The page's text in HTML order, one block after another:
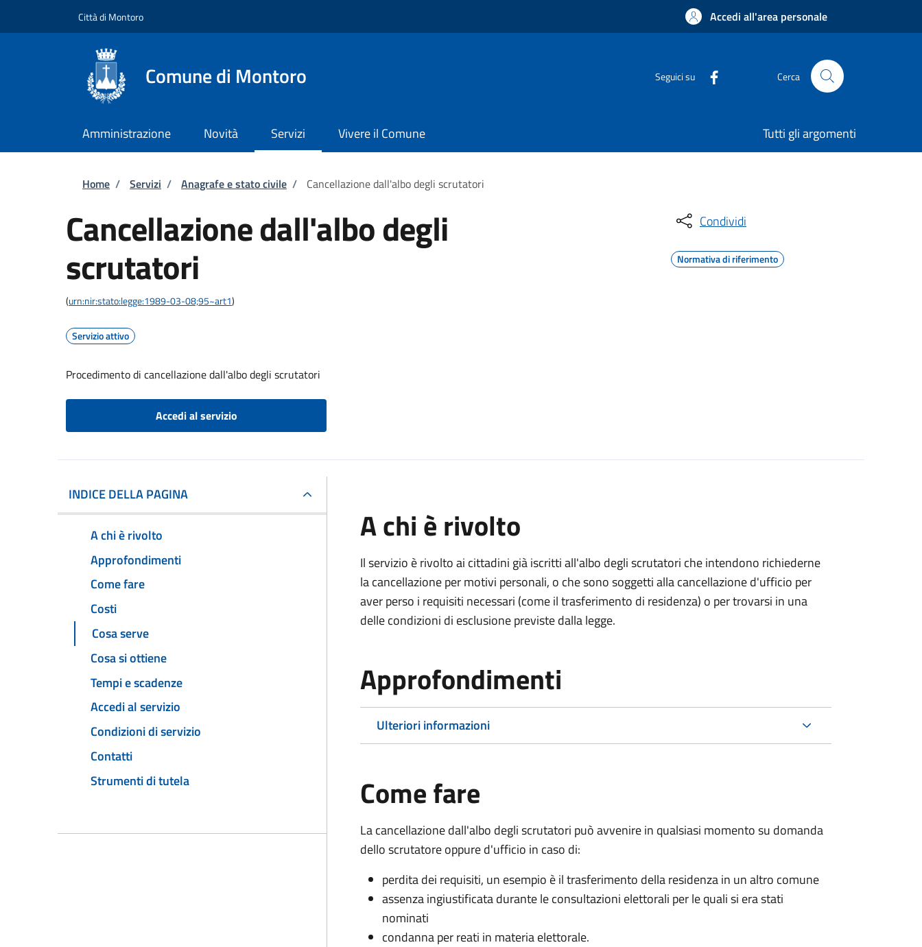
Città di Montoro Accedi all'area personale
Comune di Montoro Seguici su Cerca
Amministrazione Novità Servizi Vivere il Comune Tutti gli argomenti
Briciole di pane
Home / Servizi / Anagrafe e stato civile / Cancellazione dall'albo degli scrutatori
Cancellazione dall'albo degli
scrutatori
(urn:nir:stato:legge:1989-03-08;95~art1)
Servizio attivo
Procedimento di cancellazione dall'albo degli scrutatori
Accedi al servizio
Condividi
Normativa di riferimento
INDICE DELLA PAGINA
A chi è rivolto
Approfondimenti
Come fare
Costi
Cosa serve
Cosa si ottiene
Tempi e scadenze
Accedi al servizio
Condizioni di servizio
Contatti
Strumenti di tutela
A chi è rivolto
Il servizio è rivolto ai cittadini già iscritti all'albo degli scrutatori che intendono richiederne
la cancellazione per motivi personali, o che sono soggetti alla cancellazione d'ufficio per
aver perso i requisiti necessari (come il trasferimento di residenza) o per trovarsi in una
delle condizioni di esclusione previste dalla legge.
Approfondimenti
Ulteriori informazioni
Come fare
La cancellazione dall'albo degli scrutatori può avvenire in qualsiasi momento su domanda
dello scrutatore oppure d'ufficio in caso di:
perdita dei requisiti, un esempio è il trasferimento della residenza in un altro comune
assenza ingiustificata durante le consultazioni elettorali per le quali si era stati
nominati
condanna per reati in materia elettorale.